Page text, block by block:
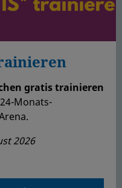
gratis trainieren
Monats-
2026